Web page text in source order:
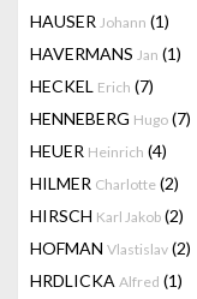
HAUSER Johann (1)
HAVERMANS Jan (1)
HECKEL Erich (7)
HENNEBERG Hugo (7)
HEUER Heinrich (4)
HILMER Charlotte (2)
HIRSCH Karl Jakob (2)
HOFMAN Vlastislav (2)
HRDLICKA Alfred (1)